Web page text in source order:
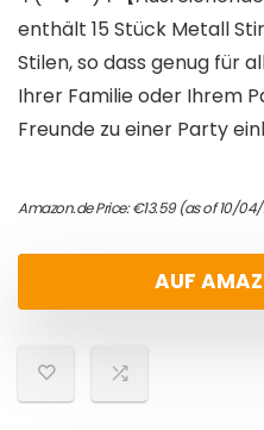
enthält 15 Stück Metall
Stilen, so dass genug für
Ihrer Familie oder Ihrem
Freunde zu einer Party
Amazon.de Price:€13.59(as of 10/04/
AUF